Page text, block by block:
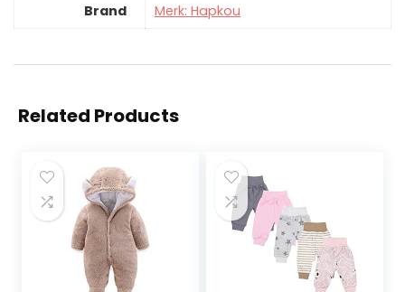
Brand Merk: Hapkou
Related Products